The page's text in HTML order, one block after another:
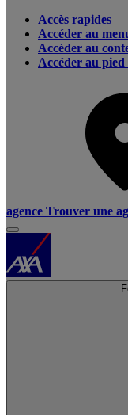
Accès rapides
Accéder au
Accéder au
Accéder au pied
agence Trouver une